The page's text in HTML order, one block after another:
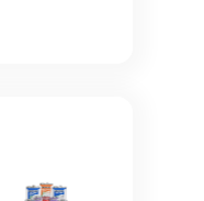
Ver más